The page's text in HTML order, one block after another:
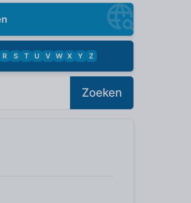
R S T U V W X Y Z
Zoeken